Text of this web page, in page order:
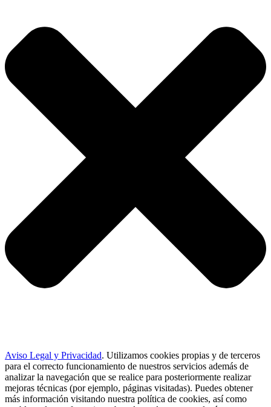
Aviso Legal y Privacidad. Utilizamos cookies propias y de terceros
para el correcto funcionamiento de nuestros servicios además de
analizar la navegación que se realice para posteriormente realizar
mejoras técnicas (por ejemplo, páginas visitadas). Puedes obtener
más información visitando nuestra política de cookies, así como